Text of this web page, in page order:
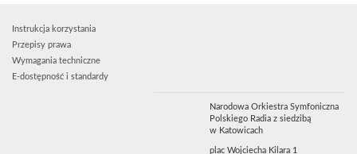
Instrukcja korzystania
Przepisy prawa
Wymagania techniczne
E-dostępność i standardy
Narodowa Orkiestra Symfoniczna
Polskiego Radia z siedzibą
w Katowicach
plac Wojciecha Kilara 1